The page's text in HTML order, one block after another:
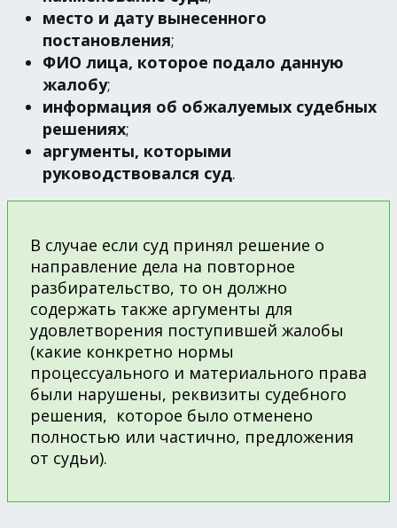
место и дату вынесенного
постановления;
ФИО лица, которое подало данную
жалобу;
информация об обжалуемых судебных
решениях;
аргументы, которыми
руководствовался суд.
В случае если суд принял решение о
направление дела на повторное
разбирательство, то он должно
содержать также аргументы для
удовлетворения поступившей жалобы
(какие конкретно нормы
процессуального и материального права
были нарушены, реквизиты судебного
решения, которое было отменено
полностью или частично, предложения
от судьи).